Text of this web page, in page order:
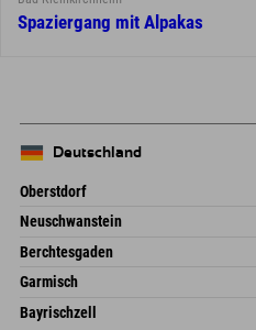
Spaziergang mit Alpakas
Deutschland
Oberstdorf
An der Breitach 3
Deutschland
Neuschwanstein
An der Riese 45
87484 Nesselwang im Allgäu
Deutschland
Berchtesgaden
Hofreitstr. 7
Deutschland
Garmisch
Frickenstraße 22
82490 Farchant
Bayrischzell